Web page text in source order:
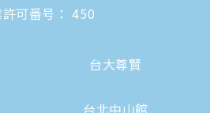
可番号： 450
台大尊賢